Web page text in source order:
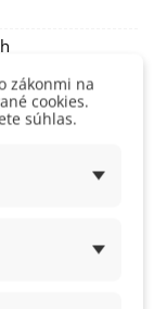
zákonmi na
cookies.
súhlas.